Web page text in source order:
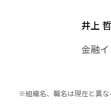
井上
金融
※組織名、職名は現在と異な